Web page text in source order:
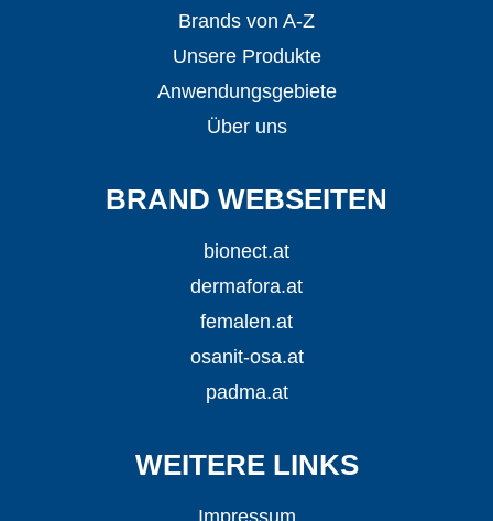
Brands von A-Z
Unsere Produkte
Anwendungsgebiete
Über uns
BRAND WEBSEITEN
bionect.at
dermafora.at
femalen.at
osanit-osa.at
padma.at
WEITERE LINKS
Impressum